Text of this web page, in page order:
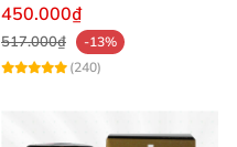
tốt
450.000₫
517.000₫
-13%
(240)